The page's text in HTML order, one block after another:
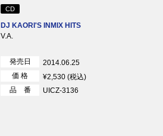
CD
DJ KAORI'S INMIX HITS
V.A.
発売日
2014.06.25
価 格
¥2,530 (税込)
品 番
UICZ-3136